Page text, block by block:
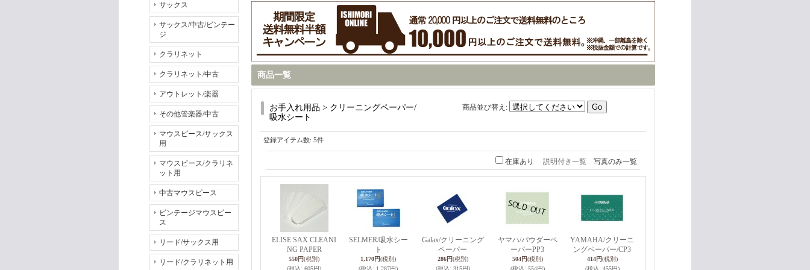
サックス
サックス/中古/ビンテー
ジ
クラリネット
クラリネット/中古
アウトレット/楽器
その他管楽器/中古
マウスピース/サックス
用
マウスピース/クラリネ
ット用
中古マウスピース
ビンテージマウスピー
ス
リード/サックス用
リード/クラリネット用
商品一覧
お手入れ用品 > クリーニングペーパー/
吸水シート
商品並び替え :
登録アイテム数: 5件
在庫あり 説明付き一覧 写真のみ一覧
ELISE SAX CLEANI
NG PAPER
550円(税別)
(税込: 605円)
SELMER/吸水シー
ト
1,170円(税別)
(税込: 1,287円)
Galax/クリーニング
ペーパー
286円(税別)
(税込: 315円)
ヤマハ/パウダーペ
ーパーPP3
504円(税別)
(税込: 554円)
YAMAHA/クリーニ
ングペーパー/CP3
414円(税別)
(税込: 455円)